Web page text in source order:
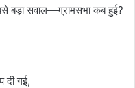
बड़ा सवाल—ग्रामसभा कब हुई?
दी गई,